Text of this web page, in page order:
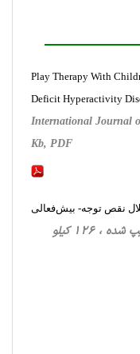
Play Therapy With
Deficit Hyperactivity
International Journal
Kb, PDF
نقص توجه- بیش‌فعالی
، روانشناسی ‌بالینی، 30 صفحه فارسی تایپ شده ، 126 کیلو